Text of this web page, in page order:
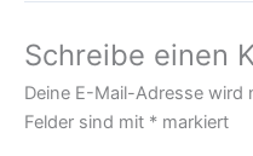
Schreibe einen
Deine E-Mail-Adresse
Felder sind mit * markiert